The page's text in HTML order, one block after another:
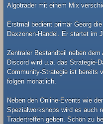
Algotrader mit einem Mix
Erstmal bedient primär Georg
Daxzonen-Handel. Er startet im
Zentraler Bestandteil neben
Discord wird u.a. das Strategie-
Community-Strategie ist bereits
folgen monatlich.
Neben den Online-Events wie
Spezialworkshops wird es auch
Tradertreffen geben. Schön zu